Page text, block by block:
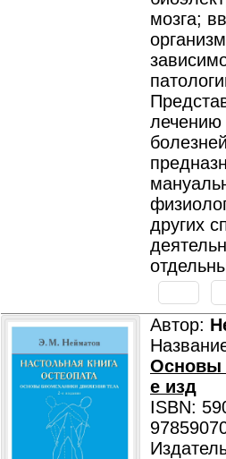
мозга;
лечению
других
Автор:
Основы
е изд
ISBN: